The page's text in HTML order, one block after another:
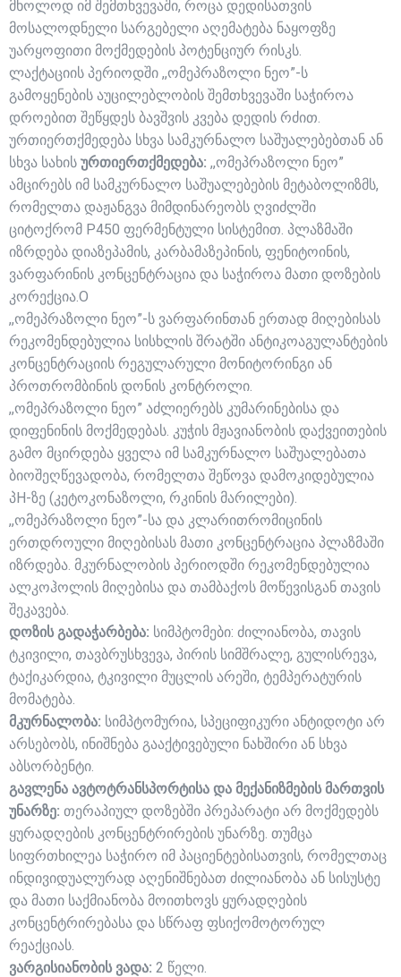
მხოლოდ იმ შემთხვევაში, როცა დედისათვის
მოსალოდნელი სარგებელი აღემატება ნაყოფზე
უარყოფითი მოქმედების პოტენციურ რისკს.
ლაქტაციის პერიოდში ,,ომეპრაზოლი ნეო”-ს
გამოყენების აუცილებლობის შემთხვევაში საჭიროა
დროებით შეწყდეს ბავშვის კვება დედის რძით.
ურთიერთქმედება სხვა სამკურნალო საშუალებებთან ან
სხვა სახის ურთიერთქმედება: ,,ომეპრაზოლი ნეო”
ამცირებს იმ სამკურნალო საშუალებების მეტაბოლიზმს,
რომელთა დაჟანგვა მიმდინარეობს ღვიძლში
ციტოქრომ P450 ფერმენტული სისტემით. პლაზმაში
იზრდება დიაზეპამის, კარბამაზეპინის, ფენიტოინის,
ვარფარინის კონცენტრაცია და საჭიროა მათი დოზების
კორექცია.O
,,ომეპრაზოლი ნეო”-ს ვარფარინთან ერთად მიღებისას
რეკომენდებულია სისხლის შრატში ანტიკოაგულანტების
კონცენტრაციის რეგულარული მონიტორინგი ან
პროთრომბინის დონის კონტროლი.
,,ომეპრაზოლი ნეო” აძლიერებს კუმარინებისა და
დიფენინის მოქმედებას. კუჭის მჟავიანობის დაქვეითების
გამო მცირდება ყველა იმ სამკურნალო საშუალებათა
ბიოშეღწევადობა, რომელთა შეწოვა დამოკიდებულია
პH-ზე (კეტოკონაზოლი, რკინის მარილები).
,,ომეპრაზოლი ნეო”-სა და კლარითრომიცინის
ერთდროული მიღებისას მათი კონცენტრაცია პლაზმაში
იზრდება. მკურნალობის პერიოდში რეკომენდებულია
ალკოჰოლის მიღებისა და თამბაქოს მოწევისგან თავის
შეკავება.
დოზის გადაჭარბება: სიმპტომები: ძილიანობა, თავის
ტკივილი, თავბრუსხვევა, პირის სიმშრალე, გულისრევა,
ტაქიკარდია, ტკივილი მუცლის არეში, ტემპერატურის
მომატება.
მკურნალობა: სიმპტომურია, სპეციფიკური ანტიდოტი არ
არსებობს, ინიშნება გააქტივებული ნახშირი ან სხვა
აბსორბენტი.
გავლენა ავტოტრანსპორტისა და მექანიზმების მართვის
უნარზე: თერაპიულ დოზებში პრეპარატი არ მოქმედებს
ყურადღების კონცენტრირების უნარზე. თუმცა
სიფრთხილეა საჭირო იმ პაციენტებისათვის, რომელთაც
ინდივიდუალურად აღენიშნებათ ძილიანობა ან სისუსტე
და მათი საქმიანობა მოითხოვს ყურადღების
კონცენტრირებასა და სწრაფ ფსიქომოტორულ
რეაქციას.
ვარგისიანობის ვადა: 2 წელი.